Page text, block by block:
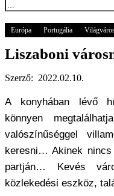
Európa Portugália
Liszaboni
Szerző: 2022.02.10.
A konyhában lévő
könnyen
valószínűséggel
keresni… Akinek
partján… Kevés
közlekedési eszköz,